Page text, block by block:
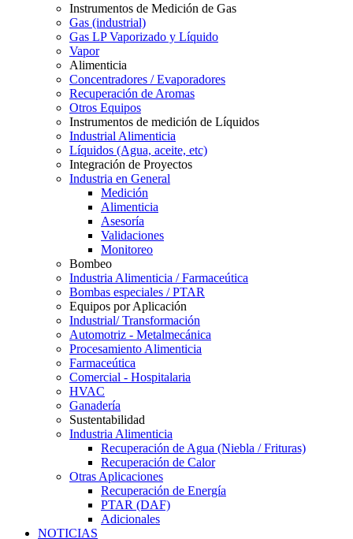
Instrumentos de Medición de Gas
Gas (industrial)
Gas LP Vaporizado y Líquido
Vapor
Alimenticia
Concentradores / Evaporadores
Recuperación de Aromas
Otros Equipos
Instrumentos de medición de Líquidos
Industrial Alimenticia
Líquidos (Agua, aceite, etc)
Integración de Proyectos
Industria en General
Medición
Alimenticia
Asesoría
Validaciones
Monitoreo
Bombeo
Industria Alimenticia / Farmaceútica
Bombas especiales / PTAR
Equipos por Aplicación
Industrial/ Transformación
Automotriz - Metalmecánica
Procesamiento Alimenticia
Farmaceútica
Comercial - Hospitalaria
HVAC
Ganadería
Sustentabilidad
Industria Alimenticia
Recuperación de Agua (Niebla / Frituras)
Recuperación de Calor
Otras Aplicaciones
Recuperación de Energía
PTAR (DAF)
Adicionales
NOTICIAS